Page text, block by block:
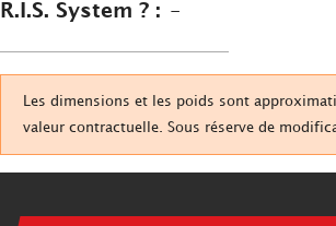
R.I.S. System ? : -
Les dimensions et les poids sont
valeur contractuelle. Sous réserve de